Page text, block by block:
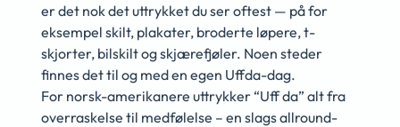
er det nok det uttrykket du ser oftest — på for
eksempel skilt, plakater, broderte løpere, t-
skjorter, bilskilt og skjærefjøler. Noen steder
finnes det til og med en egen Uffda-dag.
For norsk-amerikanere uttrykker “Uff da” alt fra
overraskelse til medfølelse – en slags allround-